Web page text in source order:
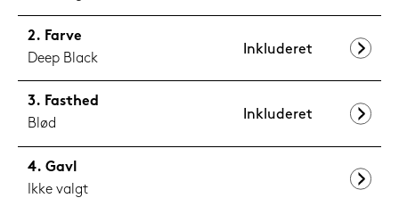
Farve
Deep Black
Inkluderet
Fasthed
Blød
Inkluderet
Gavl
Ikke valgt